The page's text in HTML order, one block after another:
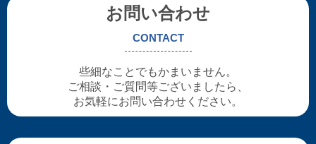
お問い合わせ
CONTACT
些細なことでもかまいません。
ご相談・ご質問等ございましたら、
お気軽にお問い合わせください。